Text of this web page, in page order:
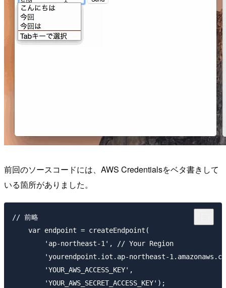
前回のソースコードには、AWS Credentialsをベタ書きして
いる箇所がありました。
// 前略
    var endpoint = createEndpoint(
        'ap-northeast-1', // Your Region
'yourendpoint.iot.ap-northeast-
        'YOUR_AWS_ACCESS_KEY',
        'YOUR_AWS_SECRET_ACCESS_KEY');